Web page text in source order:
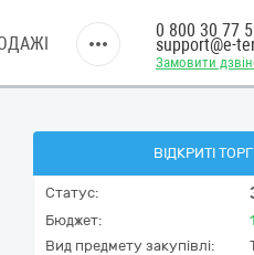
Замовити
0 800 30 77
support@e-
ВІДКРИТІ
Статус:
Бюджет:
Вид предмету закупівлі: